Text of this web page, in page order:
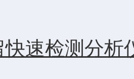
快速检测分析